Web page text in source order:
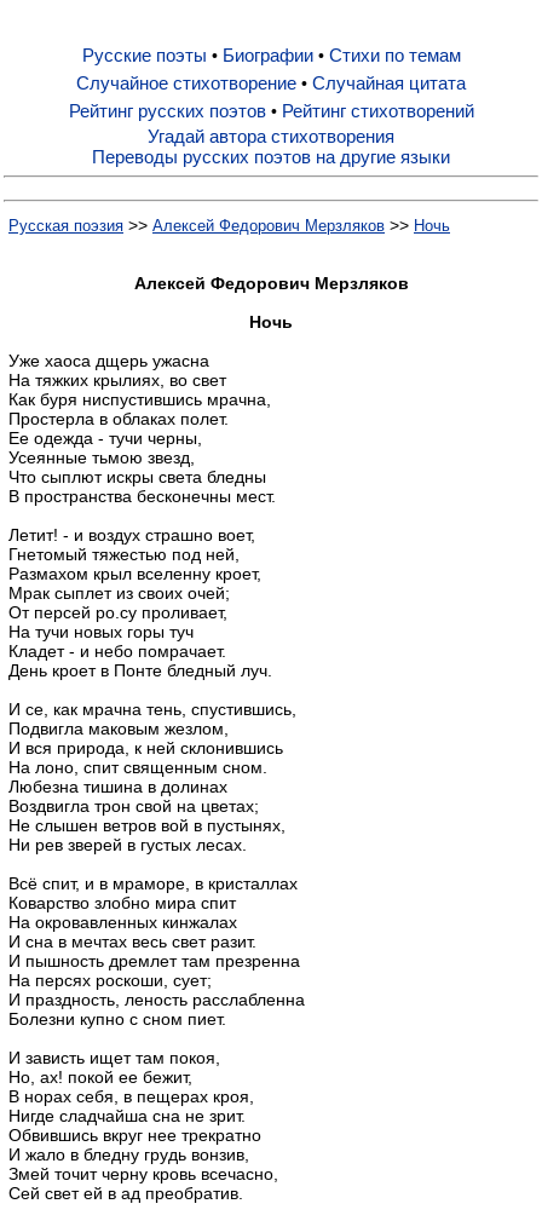
Русские поэты
Биографии
Стихи по темам
Случайное стихотворение
Случайная цитата
Рейтинг русских поэтов
Рейтинг стихотворений
Русские поэты • Биографии• Стихи по темам
Случайное стихотворение • Случайная цитата
Рейтинг русских поэтов• Рейтинг стихотворений
Угадай автора стихотворения
Переводы русских поэтов на другие языки
Русская поэзия >> Алексей Федорович Мерзляков >> Ночь
Алексей Федорович Мерзляков
Ночь
Уже хаоса дщерь ужасна
На тяжких крылиях, во свет
Как буря ниспустившись мрачна,
Простерла в облаках полет.
Ее одежда - тучи черны,
Усеянные тьмою звезд,
Что сыплют искры света бледны
В пространства бесконечны мест.
Летит! - и воздух страшно воет,
Гнетомый тяжестью под ней,
Размахом крыл вселенну кроет,
Мрак сыплет из своих очей;
От персей ро.су проливает,
На тучи новых горы туч
Кладет - и небо помрачает.
День кроет в Понте бледный луч.
И се, как мрачна тень, спустившись,
Подвигла маковым жезлом,
И вся природа, к ней склонившись
На лоно, спит священным сном.
Любезна тишина в долинах
Воздвигла трон свой на цветах;
Не слышен ветров вой в пустынях,
Ни рев зверей в густых лесах.
Всё спит, и в мраморе, в кристаллах
Коварство злобно мира спит
На окровавленных кинжалах
И сна в мечтах весь свет разит.
И пышность дремлет там презренна
На персях роскоши, сует;
И праздность, леность расслабленна
Болезни купно с сном пиет.
И зависть ищет там покоя,
Но, ах! покой ее бежит,
В норах себя, в пещерах кроя,
Нигде сладчайша сна не зрит.
Обвившись вкруг нее трекратно
И жало в бледну грудь вонзив,
Змей точит черну кровь всечасно,
Сей свет ей в ад преобратив.